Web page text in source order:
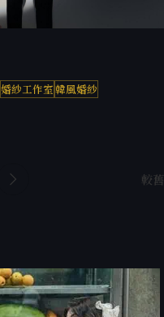
婚紗工作室韓風婚紗
較舊